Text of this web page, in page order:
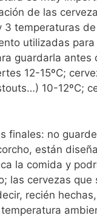
de las
3 temperaturas de
utilizadas
guardarla antes
12-15ºC;
10-12ºC;
finales: no
están
la comida y
las cervezas que
recién